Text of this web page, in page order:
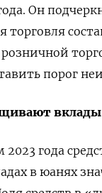
Он
торговля
розничной
порог
2023 года
в юанях